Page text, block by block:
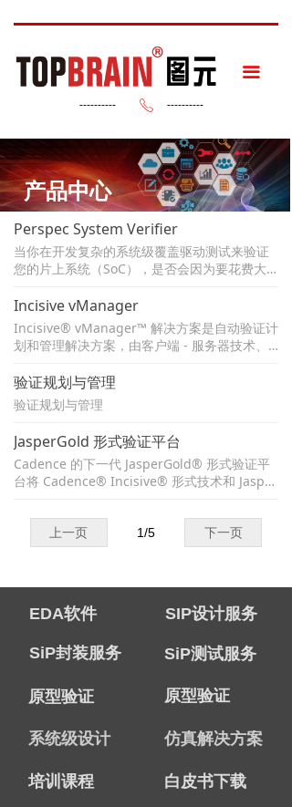
ꂅ
---------- ----------
끀
Perspec System Verifier
当你在开发复杂的系统级覆盖驱动测试来验证
您的片上系统（SoC），是否会因为要花费大
pec™系统验证程序能自动完成整个过程，将复
杂的用例场景开发从几周缩短到几天。与手动
测试开发相比，您将能够使用此平台生成10倍
以上的测试。此外，借助其集成调试功能，您
将能够重现、查找和修复复杂的SoC级错误，
以提高SoC的整体质量。
Incisive vManager
Incisive® vManager™ 解决方案是自动验证计
划和管理解决方案，由客户端 - 服务器技术、
使用Incisive vManager解决方案，您可以提
高设计质量，同时从提高生产力、可预测性、
可控性和协调您的功能验证环境中受益。借助
自动化多用户规划和管理解决方案，您可以在I
ncisive模拟器、JasperGold® 形式验证引擎或
PalladiumZ1® 硬件验证引擎上执行流片前的
验证方案。
验证规划与管理
验证规划与管理
JasperGold 形式验证平台
Cadence 的下一代 JasperGold® 形式验证平
台将 Cadence® Incisive® 形式技术和 Jasper
案相比，可提高3倍的生产力提升和6倍的性能
提升。该平台是 Cadence 系统开发套件的一部
分。
上一页 下一页
1/5
产品中心
EDA软件 SIP设计服务
培训课程
SiP测试服务
系统级设计
白皮书下载
SiP封装服务
原型验证 原型验证
仿真解决方案